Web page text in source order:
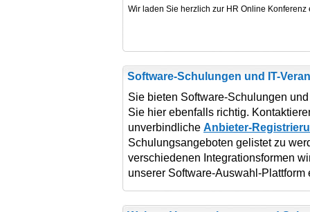
Software-Schulungen und IT-
Sie bieten Software-Schulungen
Sie hier ebenfalls richtig.
unverbindliche Anbieter-
Schulungsangeboten gelistet zu
verschiedenen Integrationsformen
unserer Software-Auswahl-Plattform